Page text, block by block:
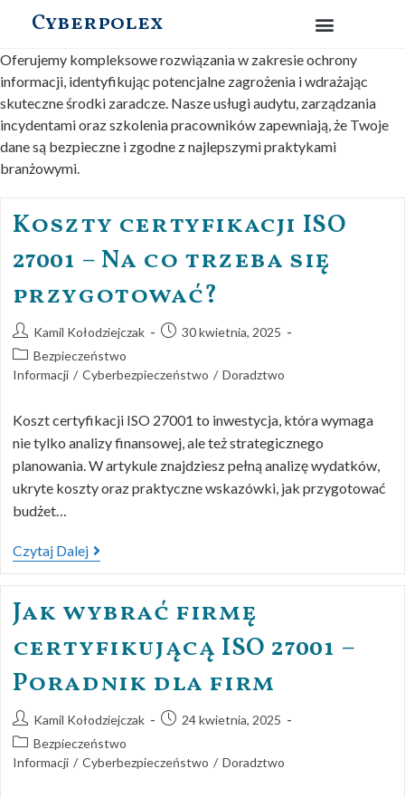
Cyberpolex
Oferujemy kompleksowe rozwiązania w zakresie ochrony
informacji, identyfikując potencjalne zagrożenia i wdrażając
skuteczne środki zaradcze. Nasze usługi audytu, zarządzania
incydentami oraz szkolenia pracowników zapewniają, że Twoje
dane są bezpieczne i zgodne z najlepszymi praktykami
branżowymi.
Koszty certyfikacji ISO
27001 – Na co trzeba się
przygotować?
Kamil Kołodziejczak
30 kwietnia, 2025
Bezpieczeństwo
Informacji / Cyberbezpieczeństwo / Doradztwo
Koszt certyfikacji ISO 27001 to inwestycja, która wymaga
nie tylko analizy finansowej, ale też strategicznego
planowania. W artykule znajdziesz pełną analizę wydatków,
ukryte koszty oraz praktyczne wskazówki, jak przygotować
budżet…
Czytaj Dalej
Jak wybrać firmę
certyfikującą ISO 27001 –
Poradnik dla firm
Kamil Kołodziejczak
24 kwietnia, 2025
Bezpieczeństwo
Informacji / Cyberbezpieczeństwo / Doradztwo